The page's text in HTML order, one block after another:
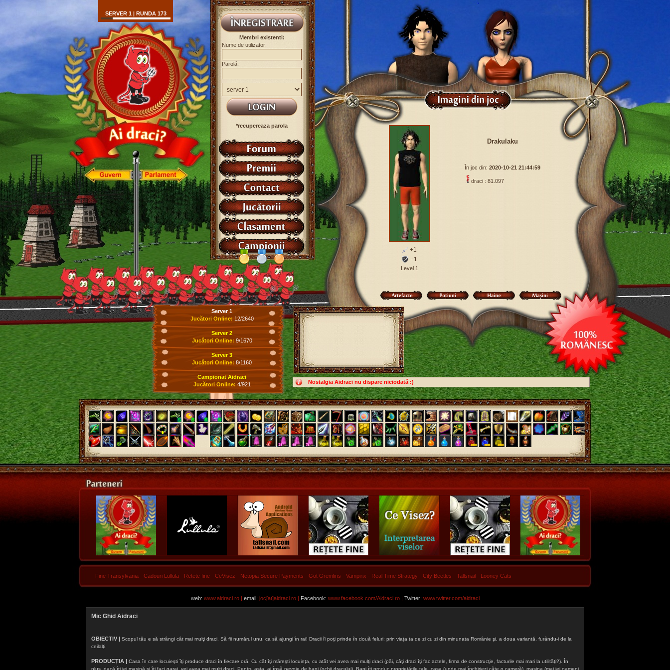
Nostalgia Aidraci nu dispare niciodată :)
SERVER 1 | RUNDA 173
Membri existenti:
Nume de utilizator:
Parolă:
*recupereaza parola
+1
+1
Level 1
Drakulaku
În joc din: 2020-10-21 21:44:59
draci : 81.097
Server 1
Jucători Online: 12/2640
Server 2
Jucători Online: 9/1670
Server 3
Jucători Online: 8/1160
Campionat Aidraci
Jucători Online: 4/921
Fine Transylvania Cadouri Lullula Retete fine CeVisez Netopia Secure Payments Got Gremlins Vampirix - Real Time Strategy City Beetles Tallsnail Looney Cats
web: www.aidraci.ro | email: joc[at]aidraci.ro | Facebook: www.facebook.com/Aidraci.ro| Twitter: www.twitter.com/aidraci
Mic Ghid Aidraci
OBIECTIV | Scopul tău e să strângi cât mai mulţi draci. Să fii numărul unu, ca să ajungi în rai! Dracii îi poţi prinde în două feluri: prin viaţa ta de zi cu zi din minunata Românie şi, a doua variantă, furându-i de la
ceilalţi.
PRODUCȚIA | Casa în care locuieşti îţi produce draci în fiecare oră. Cu cât îţi măreşti locuinţa, cu atât vei avea mai mulţi draci (păi, câţi draci îţi fac actele, firma de construcţie, facturile mai mari la utilităţi?). În
plus, dacă îţi iei maşină şi îţi faci garaj, vei avea mai mulţi draci. Pentru asta, ai însă nevoie de bani (ochii dracului). Bani îţi produc proprietăţile tale, casa (unde mai închiriezi câte o cameră), maşina (mai iei oameni